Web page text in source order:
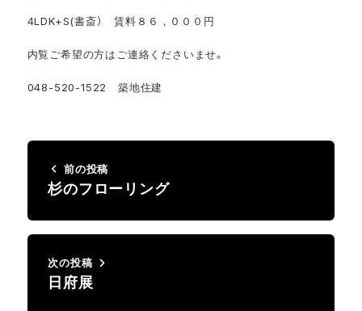
4LDK+S(書斎） 賃料８６，０００円
内覧ご希望の方はご連絡くださいませ。
048-520-1522 築地住建
前の投稿
杉のフローリング
次の投稿
日府展